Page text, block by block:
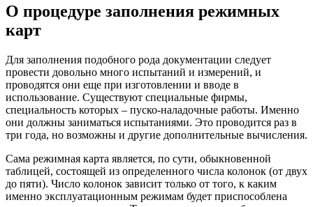
О процедуре заполнения режимных
карт
Для заполнения подобного рода документации следует
провести довольно много испытаний и измерений, и
проводятся они еще при изготовлении и вводе в
использование. Существуют специальные фирмы,
специальность которых – пуско-наладочные работы. Именно
они должны заниматься испытаниями. Это проводится раз в
три года, но возможны и другие дополнительные вычисления.
Сама режимная карта является, по сути, обыкновенной
таблицей, состоящей из определенного числа колонок (от двух
до пяти). Число колонок зависит только от того, к каким
именно эксплуатационным режимам будет приспособлена